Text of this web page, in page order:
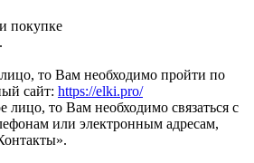
покупке
то Вам необходимо пройти по
сайт: https://elki.pro/
то Вам необходимо связаться с
или электронным адресам,